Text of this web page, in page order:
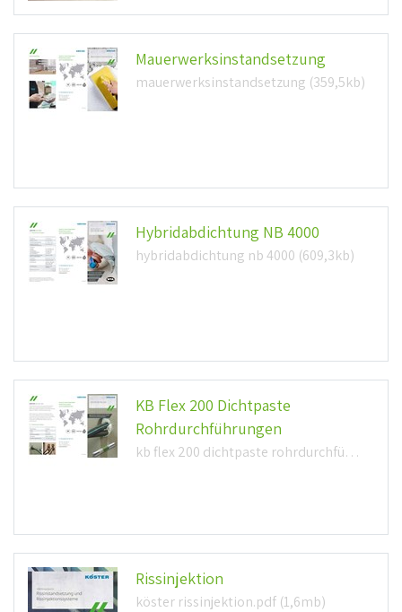
Mauerwerksinstandsetzung
mauerwerksinstandsetzung (359,5kb)
Hybridabdichtung NB 4000
hybridabdichtung nb 4000 (609,3kb)
KB Flex 200 Dichtpaste
Rohrdurchführungen
kb flex 200 dichtpaste rohrdurchführungen (266,7kb)
Rissinjektion
köster rissinjektion.pdf (1,6mb)